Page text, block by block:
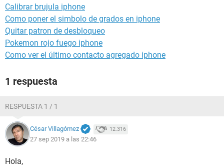
Calibrar brujula iphone
Como poner el simbolo de grados en iphone
Quitar patron de desbloqueo
Pokemon rojo fuego iphone
Como ver el último contacto agregado iphone
1 respuesta
RESPUESTA 1 / 1
César Villagómez 12.316
27 sep 2019 a las 22:46
Hola,